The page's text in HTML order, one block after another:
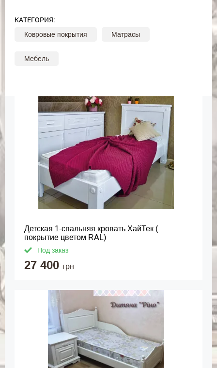
КАТЕГОРИЯ:
Ковровые покрытия Матрасы
Мебель
Детская 1-спальняя кровать ХайТек (
покрытие цветом RAL)
Под заказ
27 400 грн